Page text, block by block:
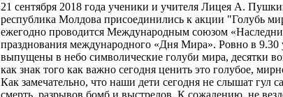
21 сентября 2018 года ученики и учителя Лицея А.
республика Молдова присоединились к акции "Голубь
ежегодно проводится Международным союзом
празднования международного «Дня Мира». Ровно в 9.30
выпущены в небо символические голуби мира, десятки
как знак того как важно сегодня ценить это голубое,
Как замечательно, что наши дети сегодня не слышат гул
смерть, разрывов бомб и выстрелов. К сожалению, не